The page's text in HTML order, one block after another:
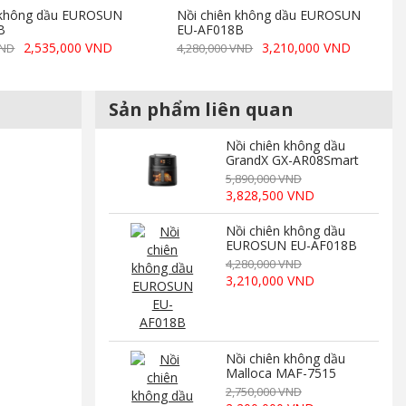
dầu EUROSUN
2,535,000 VND
Nồi chiên không dầu EUROSUN
EU-AF018B
4,280,000 VND 3,210,000 VND
Sản phẩm liên quan
Nồi chiên không dầu
GrandX GX-AR08Smart
5,890,000 VND
3,828,500 VND
Nồi chiên không dầu
EUROSUN EU-AF018B
4,280,000 VND
3,210,000 VND
Nồi chiên không dầu
Malloca MAF-7515
2,750,000 VND